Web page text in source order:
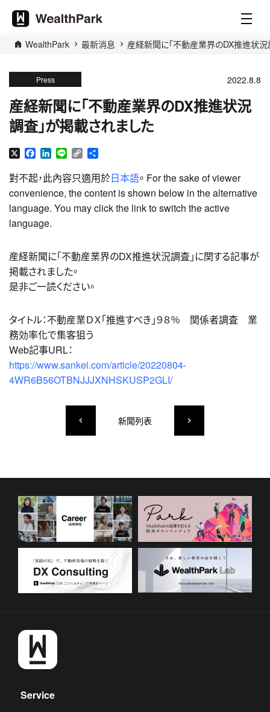
WealthPark 最新消息 産経新聞に「不動産業界のDX推進状況
Press 2022.8.8
産経新聞に「不動産業界のDX推進状況
調査」が掲載されました
X Facebook
LinkedIn
Line Copy
對不起，此內容只適用於日本語。 For the sake of viewer
convenience, the content is shown below in the alternative
language. You may click the link to switch the active
language.
産経新聞に「不動産業界のDX推進状況調査」に関する記事が
掲載されました。
是非ご一読ください。
タイトル：不動産業ＤＸ「推進すべき」９８％ 関係者調査 業
務効率化で集客狙う
Web記事URL：
https://www.sankei.com/article/20220804-
4WR6B56OTBNJJJXNHSKUSP2GLI/
keyboard_arrow_left 新聞列表 keyboard_arrow_right
Service